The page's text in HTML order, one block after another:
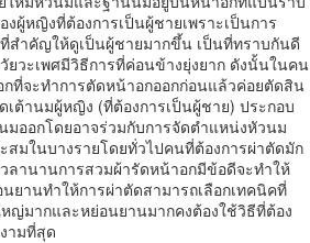
ผู้หญิงที่ต้องการเป็นผู้ชายเพราะเป็นการ
สำคัญให้ดูเป็นผู้ชายมากขึ้น เป็นที่ทราบกันดี
ยวะเพศมีวิธีการที่ค่อนข้างยุ่งยาก ดังนั้นในคน
กที่จะทำการตัดหน้าอกออกก่อนแล้วค่อยตัดสิน
เต้านมผู้หญิง (ที่ต้องการเป็นผู้ชาย) ประกอบ
มออกโดยอาจร่วมกับการจัดตำแหน่งหัวนม
สมในบางรายโดยทั่วไปคนที่ต้องการผ่าตัดมัก
ลานานการสวมผ้ารัดหน้าอกมีข้อดีจะทำให้
ยานทำให้การผ่าตัดสามารถเลือกเทคนิคที่
ญ่มากและหย่อนยานมากคงต้องใช้วิธีที่ต้อง
ามที่สุด